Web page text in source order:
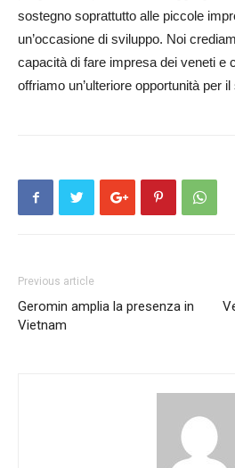
sostegno soprattutto alle piccole
un’occasione di sviluppo. Noi
capacità di fare impresa dei veneti e
offriamo un’ulteriore opportunità per
Previous article
Geromin amplia la presenza in
Vietnam